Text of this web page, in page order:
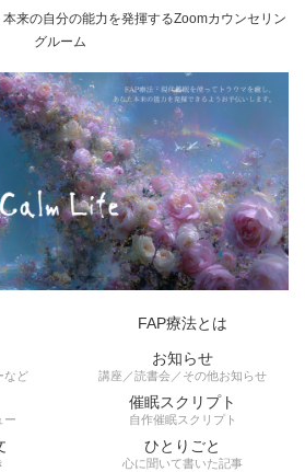
来の自分の能力を発揮するZoomカウンセリン
グルーム
FAP療法とは
など
お知らせ
講座／読書会／その他お知らせ
ー
催眠スクリプト
自作催眠スクリプト
ひとりごと
心に聞いて書いた記事